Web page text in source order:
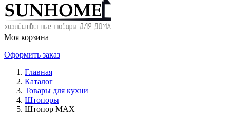
Моя корзина
Оформить заказ
Главная
Каталог
Товары для кухни
Штопоры
Штопор MAX